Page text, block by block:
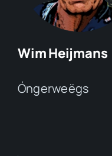
Wim Heijmans
Óngerweëgs